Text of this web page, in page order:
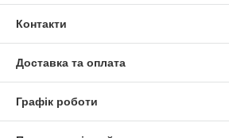
Контакти
Доставка та оплата
Графік роботи